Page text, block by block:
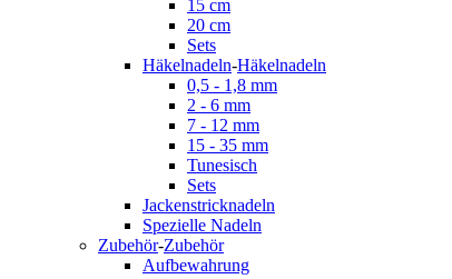
15 cm
20 cm
Sets
Häkelnadeln-Häkelnadeln
0,5 - 1,8 mm
2 - 6 mm
7 - 12 mm
15 - 35 mm
Tunesisch
Sets
Jackenstricknadeln
Spezielle Nadeln
Zubehör-Zubehör
Aufbewahrung